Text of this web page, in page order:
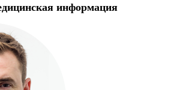
информация